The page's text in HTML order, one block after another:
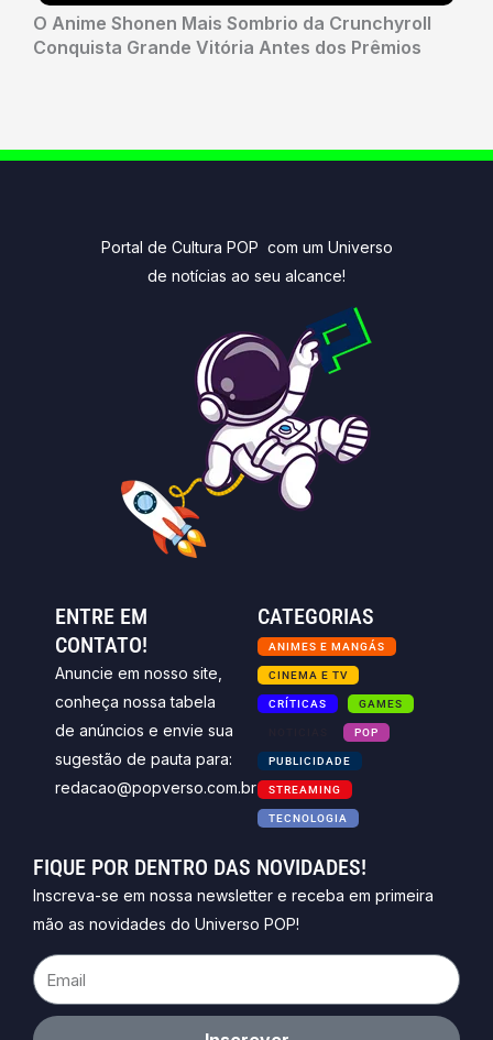
O Anime Shonen Mais Sombrio da Crunchyroll
Conquista Grande Vitória Antes dos Prêmios
Portal de Cultura POP com um Universo
de notícias ao seu alcance!
ENTRE EM
CONTATO!
Anuncie em nosso site,
conheça nossa tabela
de anúncios e envie sua
sugestão de pauta para:
redacao@popverso.com.br
CATEGORIAS
ANIMES E MANGÁS
CINEMA E TV
CRÍTICAS GAMES
POP
PUBLICIDADE
STREAMING
TECNOLOGIA
FIQUE POR DENTRO DAS NOVIDADES!
Inscreva-se em nossa newsletter e receba em primeira
mão as novidades do Universo POP!
Email